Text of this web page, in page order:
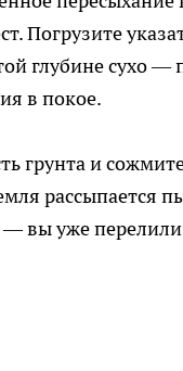
Погрузите
глубине сухо
в покое.
грунта и
рассыпается
— вы уже